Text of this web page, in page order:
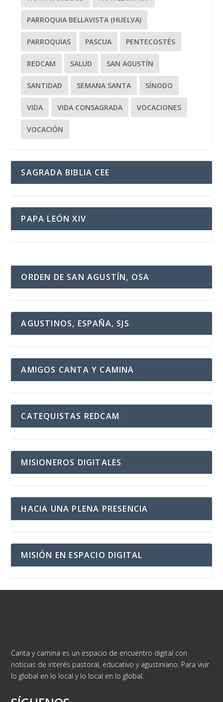
PARROQUIA BELLAVISTA (HUELVA)
PARROQUIAS PASCUA PENTECOSTÉS
REDCAM SALUD SAN AGUSTÍN
SANTIDAD SEMANA SANTA SÍNODO
VIDA VIDA CONSAGRADA VOCACIONES
VOCACIÓN
SAGRADA BIBLIA CEE
PAPA LEÓN XIV
ORDEN DE SAN AGUSTÍN, OSA
AGUSTINOS, ESPAÑA, SJS
AMIGOS CANTA Y CAMINA
CATEQUISTAS REDCAM
MISIONEROS DIGITALES
HACIA UNA PLENA PRESENCIA
MISIÓN EN ESPACIO DIGITAL
Canta y camina es un espacio de encuentro digital con
noticias de interés pastoral, educativo y agustiniano. Para vivir
lo global en lo local y lo local en lo global.